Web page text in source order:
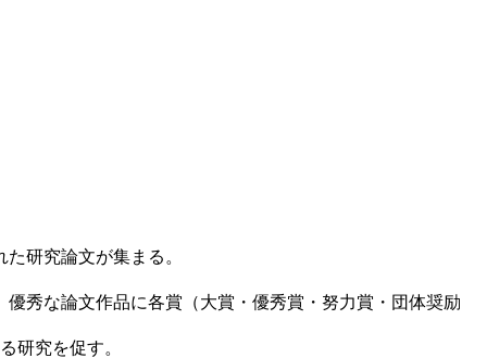
研究論文が集まる。
秀な論文作品に各賞（大賞・優秀賞・努力賞・団体奨励
研究を促す。